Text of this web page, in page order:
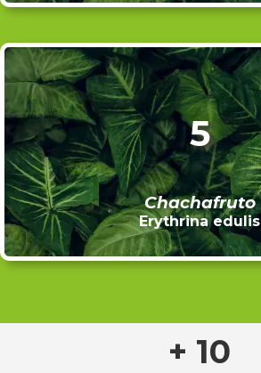
5
Chachafruto
Erythrina edulis
+ 10